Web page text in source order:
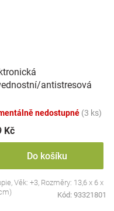
antistresová
nedostupné (3 ks)
Kč
Do košíku
Věk: +3, Rozměry: 13,6 x 6 x
Kód: 93321801